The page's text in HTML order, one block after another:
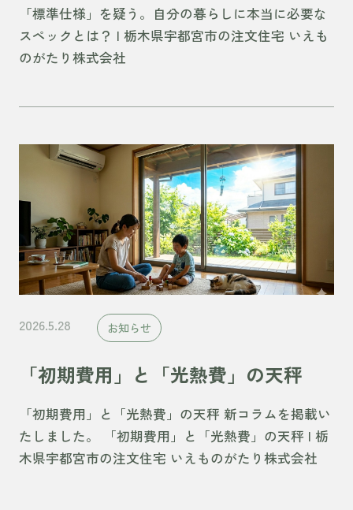
「標準仕様」を疑う。自分の暮らしに本当に必要な
スペックとは？ | 栃木県宇都宮市の注文住宅 いえも
のがたり株式会社
2026.5.28 お知らせ
「初期費用」と「光熱費」の天秤
「初期費用」と「光熱費」の天秤 新コラムを掲載い
たしました。 「初期費用」と「光熱費」の天秤 | 栃
木県宇都宮市の注文住宅 いえものがたり株式会社